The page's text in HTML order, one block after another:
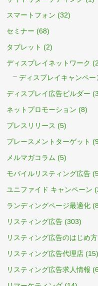
スマートフォン (32)
セミナー (68)
タブレット (2)
ディスプレイネットワーク
ディスプレイキャンペ
ディスプレイ広告ビルダー
ネットプロモーション (8)
プレスリリース (5)
プレースメントターゲット
メルマガコラム (5)
モバイルリスティング広告
ユニファイド キャンペーン
ランディングページ最適化
リスティング広告 (303)
リスティング広告のはじめ方
リスティング広告代理店 (15)
リスティング広告求人情報